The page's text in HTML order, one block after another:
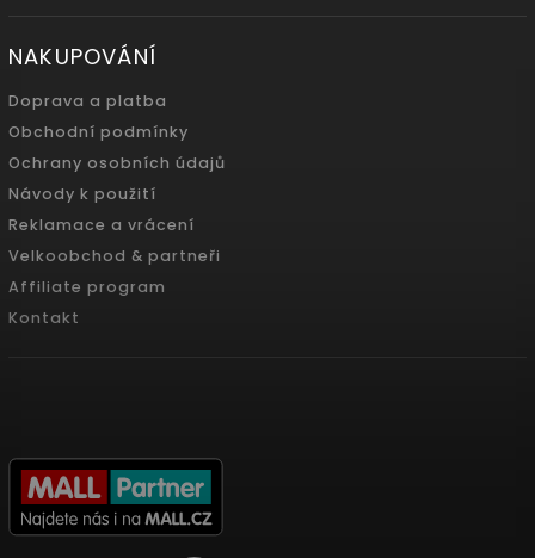
NAKUPOVÁNÍ
Doprava a platba
Obchodní podmínky
Ochrany osobních údajů
Návody k použití
Reklamace a vrácení
Velkoobchod & partneři
Affiliate program
Kontakt